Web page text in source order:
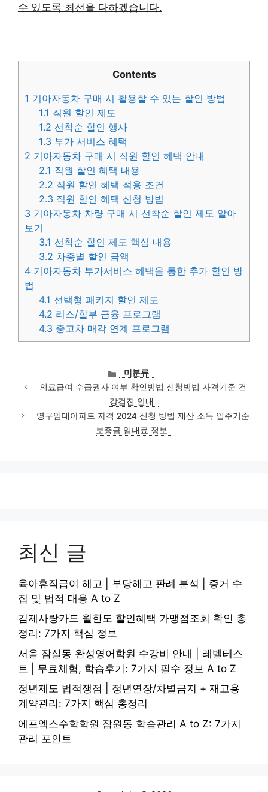
수 있도록 최선을 다하겠습니다.
Contents
1 기아자동차 구매 시 활용할 수 있는 할인 방법
1.1 직원 할인 제도
1.2 선착순 할인 행사
1.3 부가 서비스 혜택
2 기아자동차 구매 시 직원 할인 혜택 안내
2.1 직원 할인 혜택 내용
2.2 직원 할인 혜택 적용 조건
2.3 직원 할인 혜택 신청 방법
3 기아자동차 차량 구매 시 선착순 할인 제도 알아
보기
3.1 선착순 할인 제도 핵심 내용
3.2 차종별 할인 금액
4 기아자동차 부가서비스 혜택을 통한 추가 할인 방
법
4.1 선택형 패키지 할인 제도
4.2 리스/할부 금융 프로그램
4.3 중고차 매각 연계 프로그램
카
테
고
리
미분류
의료급여 수급권자 여부 확인방법 신청방법 자격기준 건
강검진 안내
영구임대아파트 자격 2024 신청 방법 재산 소득 입주기준
보증금 임대료 정보
최신 글
육아휴직급여 해고 | 부당해고 판례 분석 | 증거 수
집 및 법적 대응 A to Z
김제사랑카드 월한도 할인혜택 가맹점조회 확인 총
정리: 7가지 핵심 정보
서울 잠실동 완성영어학원 수강비 안내 | 레벨테스
트 | 무료체험, 학습후기: 7가지 필수 정보 A to Z
정년제도 법적쟁점 | 정년연장/차별금지 + 재고용
계약관리: 7가지 핵심 총정리
에프엑스수학학원 잠원동 학습관리 A to Z: 7가지
관리 포인트